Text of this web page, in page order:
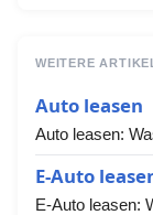
WEITERE ARTIKEL
Auto leasen
Auto leasen:
E-Auto
E-Auto leasen: